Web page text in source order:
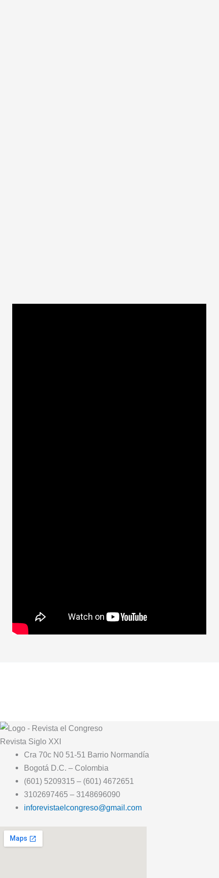
Revista Siglo XXI
Cra 70c N0 51-51 Barrio Normandía
Bogotá D.C. – Colombia
(601) 5209315 – (601) 4672651
3102697465 – 3148696090
inforevistaelcongreso@gmail.com